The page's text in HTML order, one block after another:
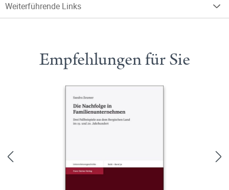
Weiterführende Links
Empfehlungen für Sie